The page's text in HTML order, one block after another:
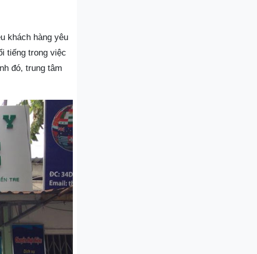
khách hàng yêu
tiếng trong việc
đó, trung tâm